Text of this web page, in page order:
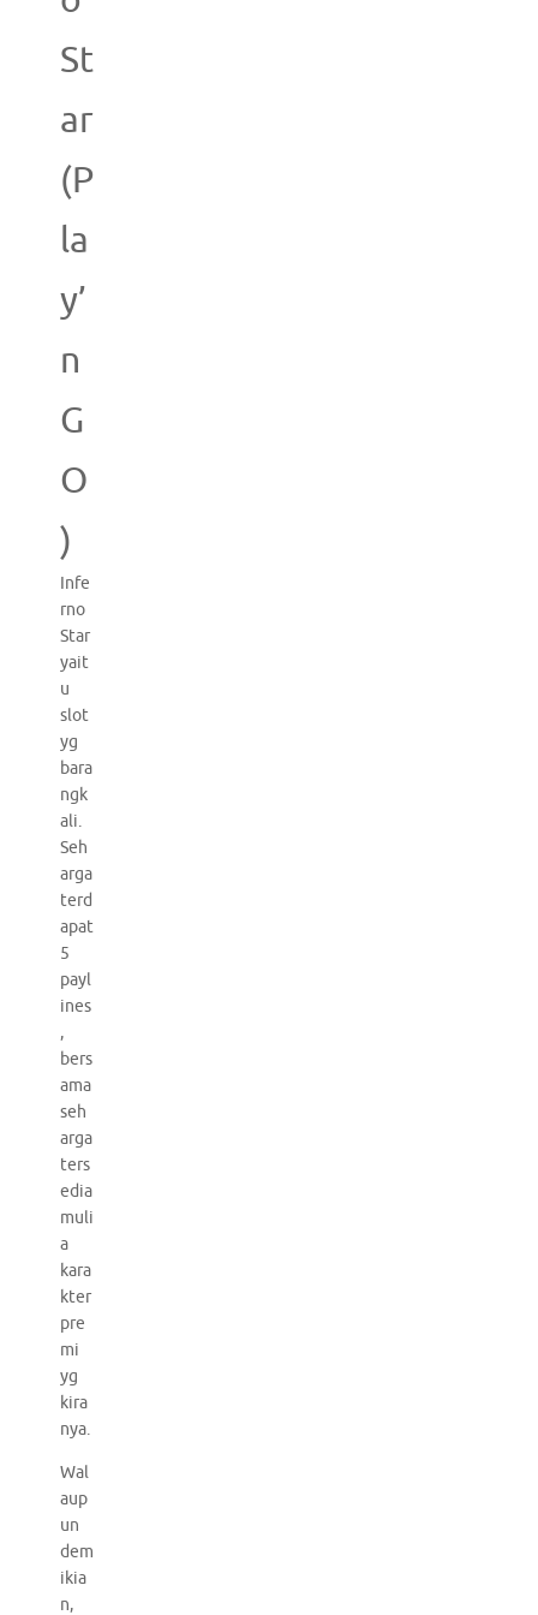
St
ar
(P
la
y’
n
G
O
)
Infe
rno
Star
yait
u
slot
yg
bara
ngk
ali.
Seh
arga
terd
apat
5
payl
ines
,
bers
ama
seh
arga
ters
edia
muli
a
kara
kter
pre
mi
yg
kira
nya.
Wal
aup
un
dem
ikia
n,